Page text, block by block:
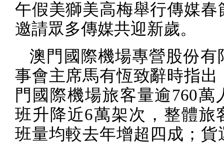
午假美獅美高梅舉行傳媒春
邀請眾多傳媒共迎新歲。
澳門國際機場專營股份有
事會主席馬有恆致辭時指出
門國際機場旅客量逾760萬
班升降近6萬架次，整體旅
班量均較去年增超四成；貨